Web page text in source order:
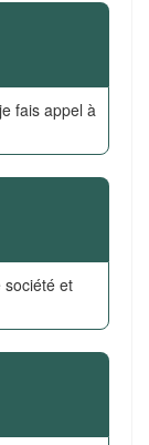
fais appel à
société et